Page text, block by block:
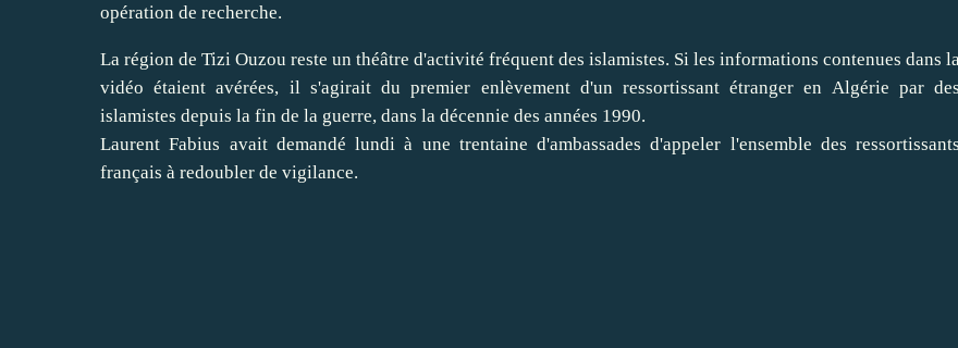
opération de recherche.
La région de Tizi Ouzou reste un théâtre d'activité fréquent des islamistes. Si les informations contenues dans la
vidéo étaient avérées, il s'agirait du premier enlèvement d'un ressortissant étranger en Algérie par des
islamistes depuis la fin de la guerre, dans la décennie des années 1990.
Laurent Fabius avait demandé lundi à une trentaine d'ambassades d'appeler l'ensemble des ressortissants
français à redoubler de vigilance.